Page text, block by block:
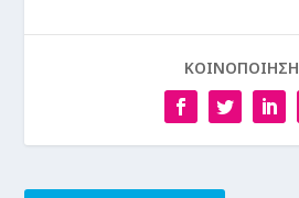
ΚΟΙΝΟΠΟΙΗΣΗ